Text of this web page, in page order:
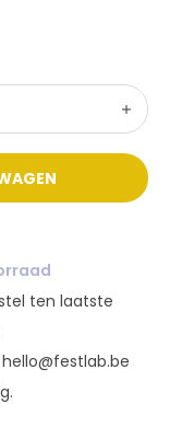
ten laatste
hello@festlab.be